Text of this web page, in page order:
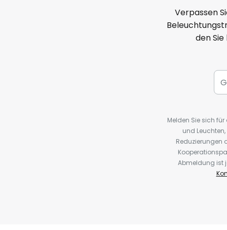
Verpassen
den
Melden Sie sich
und
Reduzierungen
Abmeldung ist